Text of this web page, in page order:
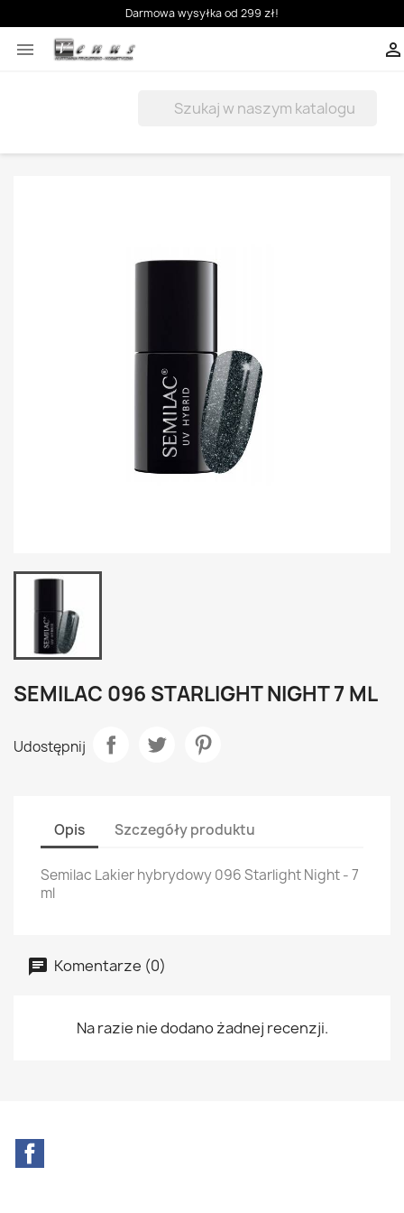
Darmowa wysyłka od 299 zł!
 
SEMILAC 096 STARLIGHT NIGHT 7 ML
Udostępnij
Opis Szczegóły produktu
Semilac Lakier hybrydowy 096 Starlight Night - 7
ml
Komentarze (0)
Na razie nie dodano żadnej recenzji.